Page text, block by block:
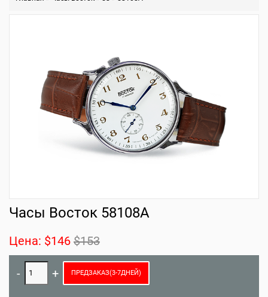
Часы Восток 58108A
Цена: $146 $153
ПРЕДЗАКАЗ(3-7ДНЕЙ)